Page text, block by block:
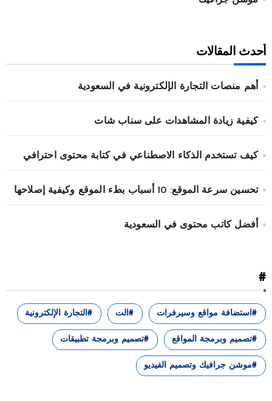
أحدث المقالات
أهم منصات التجارة الإلكترونية في السعودية
كيفية زيادة المشاهدات على سناب شات
كيف تستخدم الذكاء الاصطناعي في كتابة محتوى احترافي
تحسين سرعة الموقع: 10 أسباب بطء الموقع وكيفية إصلاحها
أفضل كاتب محتوى في السعودية
#
استضافة مواقع وسيرفرات الت التجارة الإلكترونية
تصميم وبرمجة المواقع تصميم وبرمجة تطبيقات
موشن جرافيك وتصميم الفيديو